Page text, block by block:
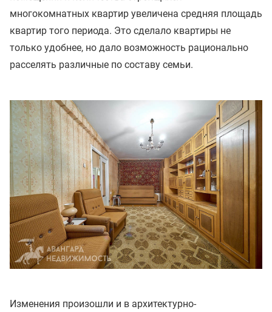
многокомнатных квартир увеличена средняя площадь
квартир того периода. Это сделало квартиры не
только удобнее, но дало возможность рационально
расселять различные по составу семьи.
Изменения произошли и в архитектурно-